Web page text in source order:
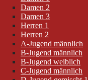
Damen 2
Damen 3
Herren 1
Herren 2
A-Jugend männlich
B-Jugend männlich
B-Jugend weiblich
C-Jugend männlich